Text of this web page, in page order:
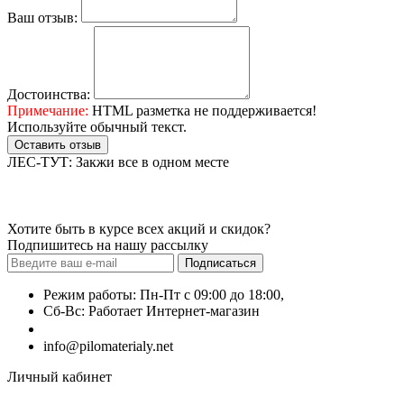
Ваш отзыв:
Достоинства:
Примечание: HTML разметка не поддерживается!
Используйте обычный текст.
Оставить отзыв
ЛЕС-ТУТ: Закжи все в одном месте
Хотите быть в курсе всех акций и скидок?
Подпишитесь на нашу рассылку
Подписаться
Режим работы: Пн-Пт с 09:00 до 18:00,
Сб-Вс: Работает Интернет-магазин
info@pilomaterialy.net
Личный кабинет